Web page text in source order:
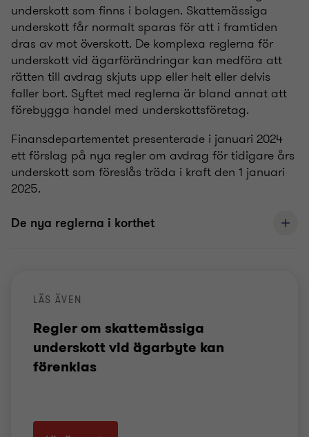
underskott som finns i bolagen. Skattemässiga
underskott får normalt sparas för att i framtiden
dras av mot överskott. De komplexa reglerna för
underskott vid ägarförändringar kan medföra att
rätten till avdrag skjuts upp eller helt eller delvis
faller bort. Syftet med reglerna är bland annat att
förebygga handel med underskottsföretag.
Finansdepartementet presenterade i januari 2024
ett förslag på nya regler om avdrag för tidigare års
underskott som föreslås träda i kraft den 1 januari
2025.
De nya reglerna i korthet
LÄS ÄVEN
Regler om skattemässiga
underskott vid ägarbyte kan
förenklas